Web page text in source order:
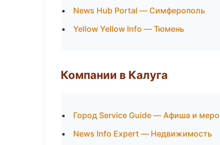
News Hub Portal — Симферополь
Yellow Yellow Info — Тюмень
Компании в Калуга
Город Service Guide — Афиша и
News Info Expert — Недвижимость